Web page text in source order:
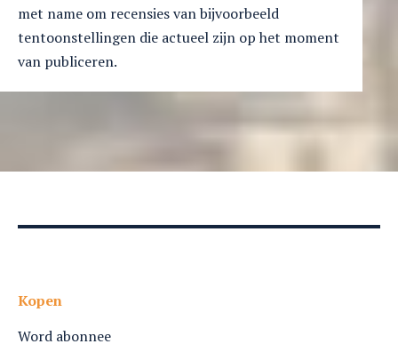
met name om recensies van bijvoorbeeld
tentoonstellingen die actueel zijn op het moment
van publiceren.
Kopen
Word abonnee